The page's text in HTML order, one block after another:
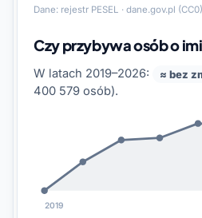
Dane: rejestr PESEL · dane.gov.pl
Czy przybywa osób o
W latach 2019–2026: ≈ bez
400 579 osób).
2019